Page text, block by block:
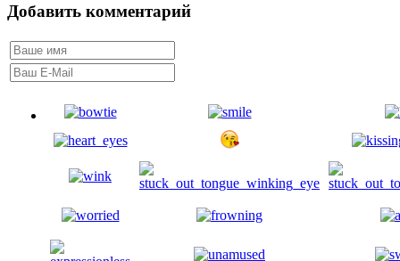
Добавить комментарий